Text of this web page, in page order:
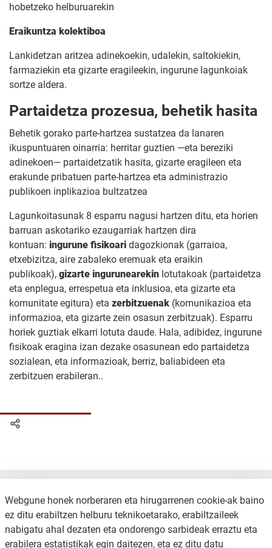
hobetzeko helburuarekin
Eraikuntza kolektiboa
Lankidetzan aritzea adinekoekin, udalekin, saltokiekin,
farmaziekin eta gizarte eragileekin, ingurune lagunkoiak
sortze aldera.
Partaidetza prozesua, behetik hasita
Behetik gorako parte-hartzea sustatzea da lanaren
ikuspuntuaren oinarria: herritar guztien —eta bereziki
adinekoen— partaidetzatik hasita, gizarte eragileen eta
erakunde pribatuen parte-hartzea eta administrazio
publikoen inplikazioa bultzatzea
Lagunkoitasunak 8 esparru nagusi hartzen ditu, eta horien
barruan askotariko ezaugarriak hartzen dira
kontuan: ingurune fisikoari dagozkionak (garraioa,
etxebizitza, aire zabaleko eremuak eta eraikin
publikoak), gizarte ingurunearekin lotutakoak (partaidetza
eta enplegua, errespetua eta inklusioa, eta gizarte eta
komunitate egitura) eta zerbitzuenak (komunikazioa eta
informazioa, eta gizarte zein osasun zerbitzuak). Esparru
horiek guztiak elkarri lotuta daude. Hala, adibidez, ingurune
fisikoak eragina izan dezake osasunean edo partaidetza
sozialean, eta informazioak, berriz, baliabideen eta
zerbitzuen erabileran..
Webgune honek norberaren eta hirugarrenen cookie-ak baino
ez ditu erabiltzen helburu teknikoetarako, erabiltzaileek
nabigatu ahal dezaten eta ondorengo sarbideak erraztu eta
erabilera estatistikak egin daitezen, eta ez ditu datu